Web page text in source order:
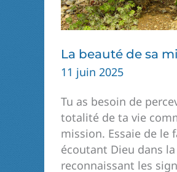
La beauté de sa
11 juin 2025
Tu as besoin de
totalité de ta vie
mission. Essaie de le
écoutant Dieu dans
reconnaissant les